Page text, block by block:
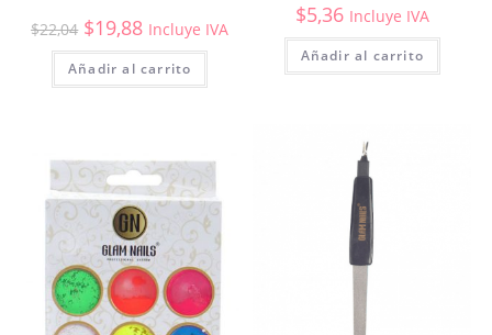
$22,04 $19,88 Incluye IVA
Añadir al carrito
$5,36 Incluye IVA
Añadir al carrito